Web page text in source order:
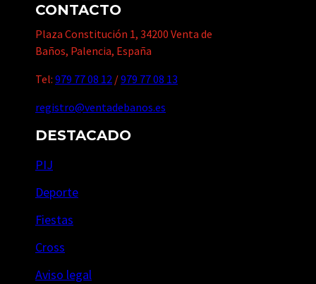
CONTACTO
Plaza Constitución 1, 34200 Venta de
Baños, Palencia, España
Tel: 979 77 08 12 /979 77 08 13
registro@ventadebanos.es
DESTACADO
PIJ
Deporte
Fiestas
Cross
Aviso legal